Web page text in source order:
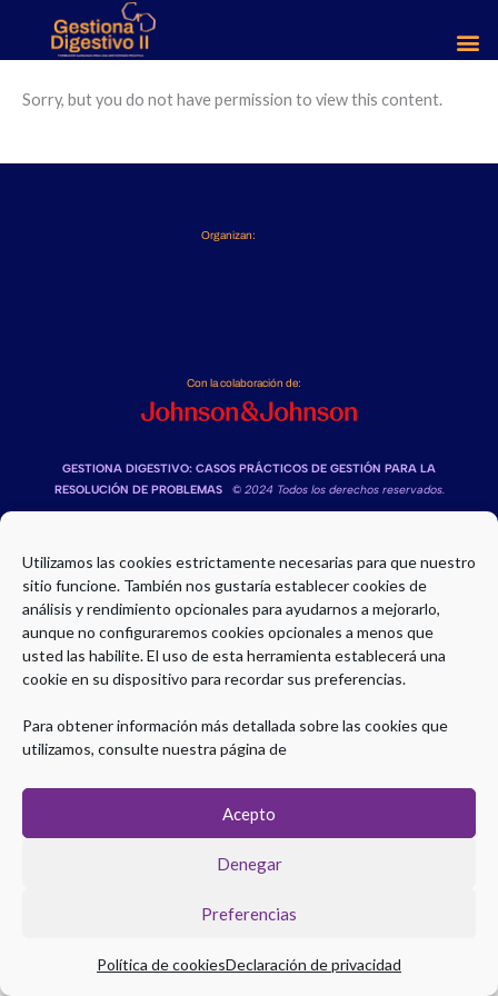
Utilizamos las cookies estrictamente necesarias para que nuestro
sitio funcione. También nos gustaría establecer cookies de
análisis y rendimiento opcionales para ayudarnos a mejorarlo,
aunque no configuraremos cookies opcionales a menos que
usted las habilite. El uso de esta herramienta establecerá una
cookie en su dispositivo para recordar sus preferencias.
Para obtener información más detallada sobre las cookies que
utilizamos, consulte nuestra página de
Acepto
Denegar
Preferencias
Política de cookiesDeclaración de privacidad
Sorry, but you do not have permission to view this content.
Organizan:
Con la colaboración de:
GESTIONA DIGESTIVO: CASOS PRÁCTICOS DE GESTIÓN PARA LA
RESOLUCIÓN DE PROBLEMAS
© 2024 Todos los derechos reservados.